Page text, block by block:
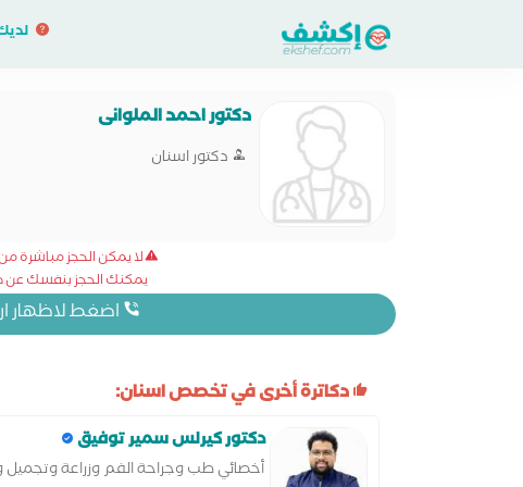
دكتور احمد الملوانى
دكتور اسنان
لا يمكن الحجز مباشرة
يمكنك الحجز بنفسك عن
اضغط لاظهار
دكاترة أخرى في تخصص اسنان:
دكتور كيرلس سمير توفيق
أخصائي طب وجراحة الفم وزراعة وتجميل